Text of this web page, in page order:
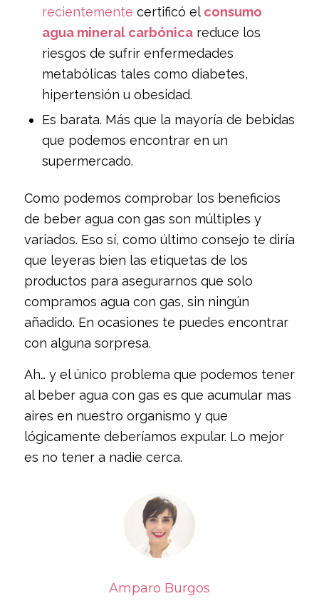
recientemente certificó el consumo
agua mineral carbónicareduce los
riesgos de sufrir enfermedades
metabólicas tales como diabetes,
hipertensión u obesidad.
Es barata. Más que la mayoría de bebidas
que podemos encontrar en un
supermercado.
Como podemos comprobar los beneficios
de beber agua con gas son múltiples y
variados. Eso sí, como último consejo te diría
que leyeras bien las etiquetas de los
productos para asegurarnos que solo
compramos agua con gas, sin ningún
añadido. En ocasiones te puedes encontrar
con alguna sorpresa.
Ah… y el único problema que podemos tener
al beber agua con gas es que acumular mas
aires en nuestro organismo y que
lógicamente deberíamos expular. Lo mejor
es no tener a nadie cerca.
Amparo Burgos